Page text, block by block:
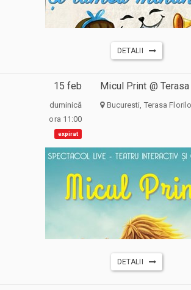
DETALII
15 feb
duminică
ora 11:00
expirat
Micul Print @
Bucuresti, Terasa
DETALII